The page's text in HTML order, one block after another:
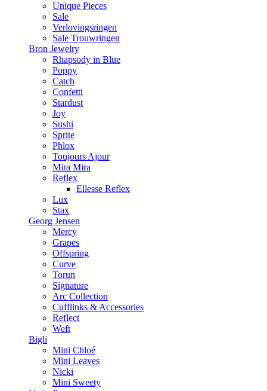
Unique Pieces
Sale
Verlovingsringen
Sale Trouwringen
Bron Jewelry
Rhapsody in Blue
Poppy
Catch
Confetti
Stardust
Joy
Sushi
Sprite
Phlox
Toujours Ajour
Mira Mira
Reflex
Ellesse Reflex
Lux
Stax
Georg Jensen
Mercy
Grapes
Offspring
Curve
Torun
Signature
Arc Collection
Cufflinks & Accessories
Reflect
Weft
Bigli
Mini Chloé
Mini Leaves
Nicki
Mini Sweety